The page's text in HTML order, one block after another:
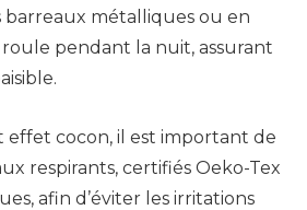
métalliques ou en
pendant la nuit, assurant
effet cocon, il est important de
respirants, certifiés Oeko-Tex
afin d’éviter les irritations